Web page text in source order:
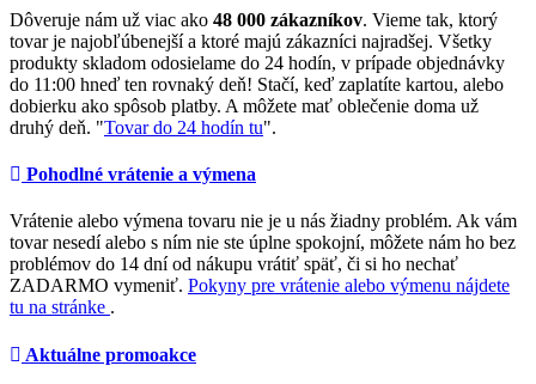
Dôveruje nám už viac ako 48 000 zákazníkov. Vieme tak, ktorý
tovar je najobľúbenejší a ktoré majú zákazníci najradšej. Všetky
produkty skladom odosielame do 24 hodín, v prípade objednávky
do 11:00 hneď ten rovnaký deň! Stačí, keď zaplatíte kartou, alebo
dobierku ako spôsob platby. A môžete mať oblečenie doma už
druhý deň. "Tovar do 24 hodín tu".
Pohodlné vrátenie a výmena
Vrátenie alebo výmena tovaru nie je u nás žiadny problém. Ak vám
tovar nesedí alebo s ním nie ste úplne spokojní, môžete nám ho bez
problémov do 14 dní od nákupu vrátiť späť, či si ho nechať
ZADARMO vymeniť. Pokyny pre vrátenie alebo výmenu nájdete
tu na stránke .
Aktuálne promoakce